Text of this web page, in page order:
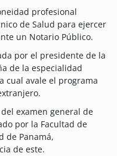
profesional
de Salud para ejercer
un Notario Público.
por el presidente de la
de la especialidad
cual avale el programa
examen general de
por la Facultad de
de Panamá,
de este.